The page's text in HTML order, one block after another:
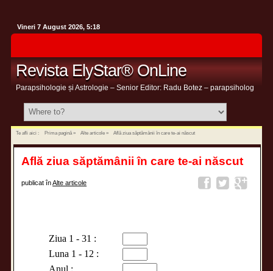
Vineri 7 August 2026, 5:18
Revista ElyStar® OnLine
Parapsihologie și Astrologie – Senior Editor: Radu Botez – parapsiholog
Te afli aici : Prima pagină» Alte articole» Află ziua săptămânii în care te-ai născut
Află ziua săptămânii în care te-ai născut
publicat înAlte articole